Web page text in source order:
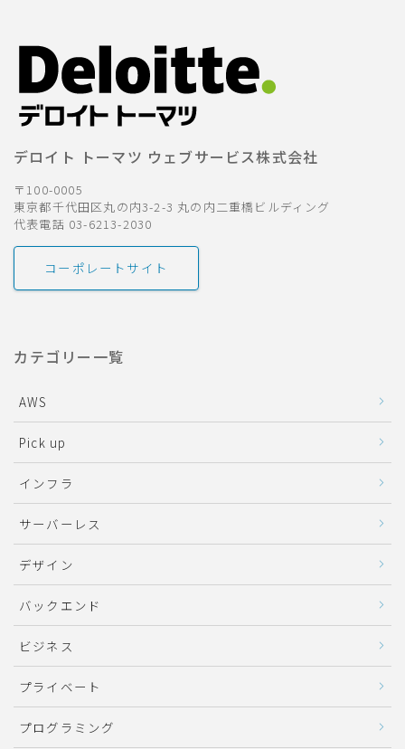
デロイト トーマツ ウェブサービス株式会社
〒100-0005
東京都千代田区丸の内3-2-3 丸の内二重橋ビルディング
代表電話 03-6213-2030
コーポレートサイト
カテゴリー一覧
AWS
Pick up
インフラ
サーバーレス
デザイン
バックエンド
ビジネス
プライベート
プログラミング